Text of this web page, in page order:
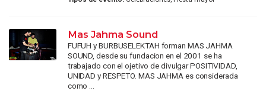
Mas Jahma Sound
FUFUH y BURBUSELEKTAH forman MAS JAHMA
SOUND, desde su fundacion en el 2001 se ha
trabajado con el ojetivo de divulgar POSITIVIDAD,
UNIDAD y RESPETO. MAS JAHMA es considerada
como ...